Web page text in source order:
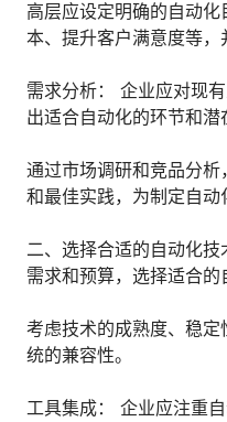
智能辅办 | 要素提取 | 自
人才数字化
财务
智能票据 | 自动报税 | 自
高层应设定明确的自动
本、提升客户满意度等，
需求分析： 企业应对现
出适合自动化的环节和潜
通过市场调研和竞品分析
和最佳实践，为制定自动
二、选择合适的自动化
需求和预算，选择适合的
考虑技术的成熟度、稳
统的兼容性。
工具集成： 企业应注重